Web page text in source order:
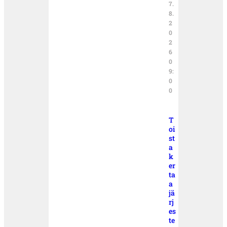
7.
8.
2
0
2
6
0
9:
0
0
T
oi
st
a
k
er
ta
a
jä
rj
es
te